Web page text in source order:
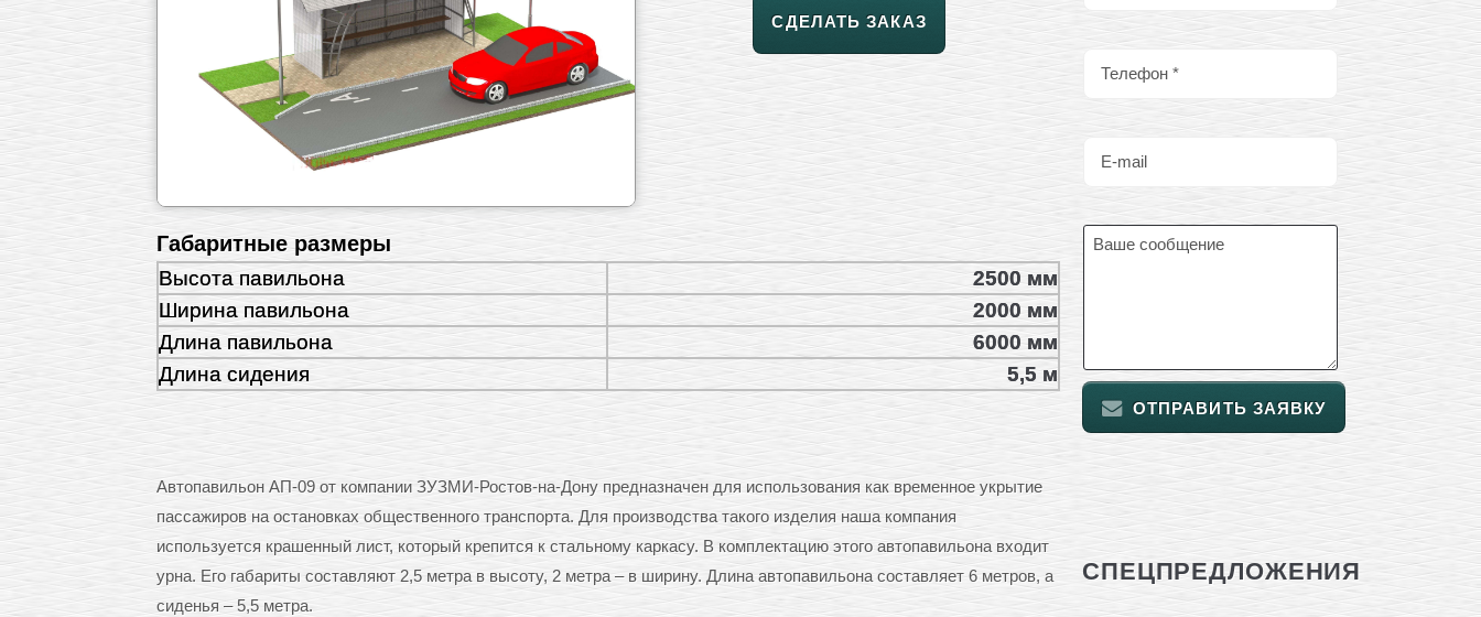
СДЕЛАТЬ ЗАКАЗ
Габаритные размеры
Высота павильона
2500 мм
Ширина павильона
2000 мм
Длина павильона
6000 мм
Длина сидения
5,5 м
Автопавильон АП-09 от компании ЗУЗМИ-Ростов-на-Дону предназначен для использования как временное укрытие
пассажиров на остановках общественного транспорта. Для производства такого изделия наша компания
используется крашенный лист, который крепится к стальному каркасу. В комплектацию этого автопавильона входит
урна. Его габариты составляют 2,5 метра в высоту, 2 метра – в ширину. Длина автопавильона составляет 6 метров, а
сиденья – 5,5 метра.
ОТПРАВИТЬ ЗАЯВКУ
СПЕЦПРЕДЛОЖЕНИЯ